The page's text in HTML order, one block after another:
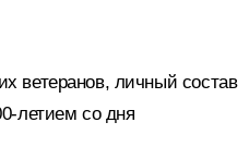
ветеранов, личный состав
летием со дня